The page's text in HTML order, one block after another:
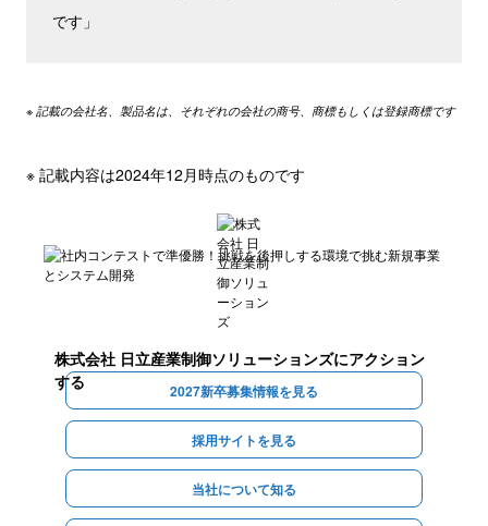
です」
※ 記載の会社名、製品名は、それぞれの会社の商号、商標もしくは登録商標です
※ 記載内容は2024年12月時点のものです
株式会社 日立産業制御ソリューションズにアクション
する
2027新卒募集情報を見る
採用サイトを見る
当社について知る